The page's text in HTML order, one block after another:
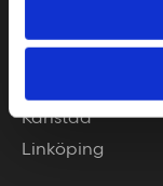
Jönköping
Karlstad
Linköping